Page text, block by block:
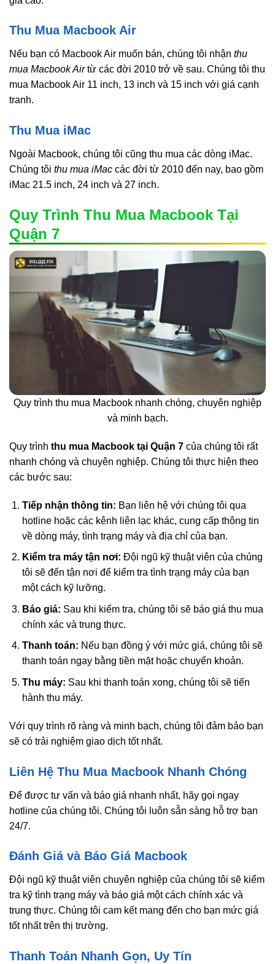
Thu Mua Macbook Air
Nếu bạn có Macbook Air muốn bán, chúng tôi nhận thu
mua Macbook Airtừ các đời 2010 trở về sau. Chúng tôi thu
mua Macbook Air 11 inch, 13 inch và 15 inch với giá cạnh
tranh.
Thu Mua iMac
Ngoài Macbook, chúng tôi cũng thu mua các dòng iMac.
Chúng tôi thu mua iMac các đời từ 2010 đến nay, bao gồm
iMac 21.5 inch, 24 inch và 27 inch.
Quy Trình Thu Mua Macbook Tại
Quận 7
Quy trình thu mua Macbook nhanh chóng, chuyên nghiệp
và minh bạch.
Quy trình thu mua Macbook tại Quận 7 của chúng tôi rất
nhanh chóng và chuyên nghiệp. Chúng tôi thực hiện theo
các bước sau:
Tiếp nhận thông tin: Bạn liên hệ với chúng tôi qua
hotline hoặc các kênh liên lạc khác, cung cấp thông tin
về dòng máy, tình trạng máy và địa chỉ của bạn.
Kiểm tra máy tận nơi: Đội ngũ kỹ thuật viên của chúng
tôi sẽ đến tận nơi để kiểm tra tình trạng máy của bạn
một cách kỹ lưỡng.
Báo giá: Sau khi kiểm tra, chúng tôi sẽ báo giá thu mua
chính xác và trung thực.
Thanh toán: Nếu bạn đồng ý với mức giá, chúng tôi sẽ
thanh toán ngay bằng tiền mặt hoặc chuyển khoản.
Thu máy: Sau khi thanh toán xong, chúng tôi sẽ tiến
hành thu máy.
Với quy trình rõ ràng và minh bạch, chúng tôi đảm bảo bạn
sẽ có trải nghiệm giao dịch tốt nhất.
Liên Hệ Thu Mua Macbook Nhanh Chóng
Để được tư vấn và báo giá nhanh nhất, hãy gọi ngay
hotline của chúng tôi. Chúng tôi luôn sẵn sàng hỗ trợ bạn
24/7.
Đánh Giá và Báo Giá Macbook
Đội ngũ kỹ thuật viên chuyên nghiệp của chúng tôi sẽ kiểm
tra kỹ tình trạng máy và báo giá một cách chính xác và
trung thực. Chúng tôi cam kết mang đến cho bạn mức giá
tốt nhất trên thị trường.
Thanh Toán Nhanh Gọn, Uy Tín